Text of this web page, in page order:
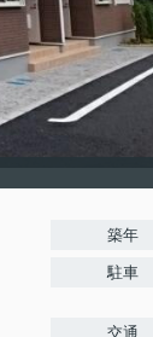
築年
駐車
交通